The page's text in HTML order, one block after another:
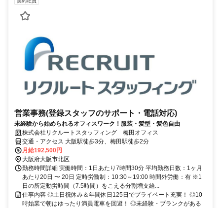
営業事務(登録スタッフのサポート・電話対応)
未経験から始められるオフィスワーク！服装・髪型・髪色自由
株式会社リクルートスタッフィング 梅田オフィス
交通・アクセス 大阪駅徒歩3分、梅田駅徒歩2分
月給192,500円
大阪府大阪市北区
勤務時間詳細 実働時間：1日あたり7時間30分 平均勤務日数：1ヶ月
あたり20日 〜 20日 定時労働制：10:30～19:00 時間外労働：有 ※1
日の所定動労時間（7.5時間）をこえる分割増支給...
仕事内容 ◎土日祝休み＆年間休日125日でプライベート充実！ ◎10
時始業で朝はゆったり満員電車を回避！ ◎未経験・ブランクがある